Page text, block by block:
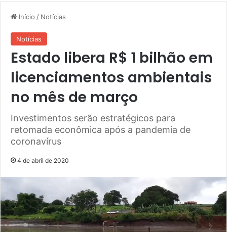
Início / Notícias
Notícias
Estado libera R$ 1 bilhão em
licenciamentos ambientais
no mês de março
Investimentos serão estratégicos para
retomada econômica após a pandemia de
coronavírus
4 de abril de 2020